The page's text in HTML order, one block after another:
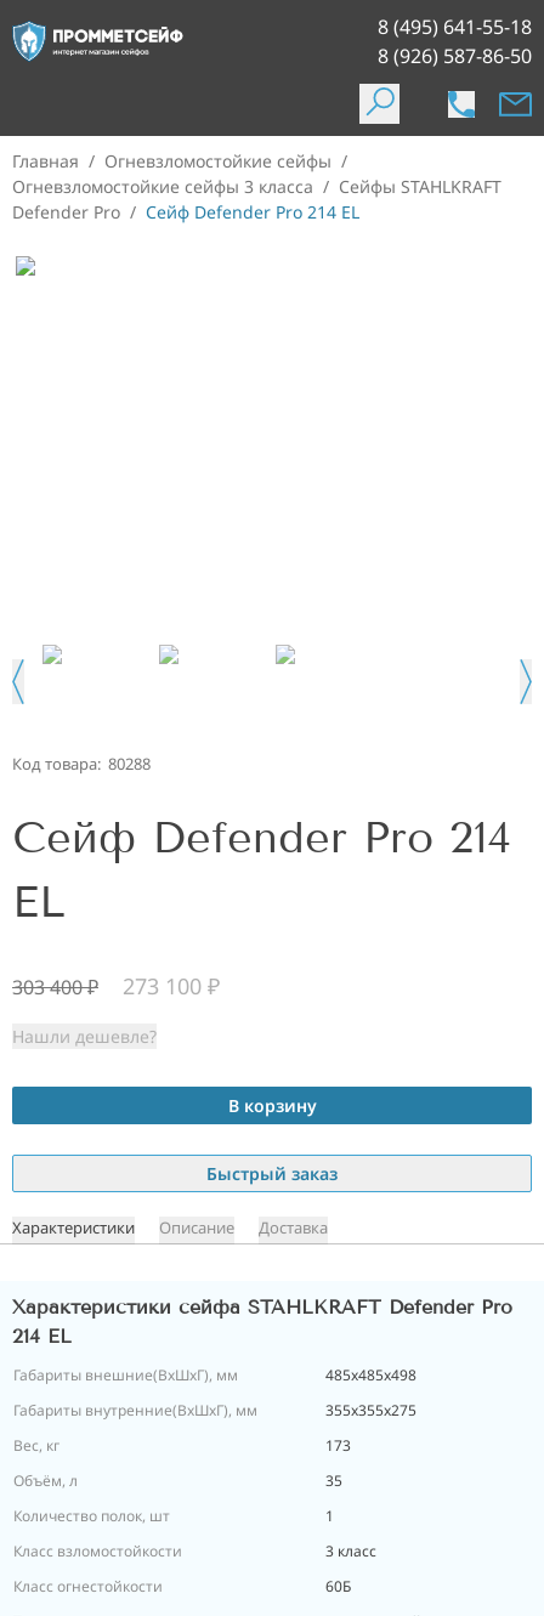
8 (495) 641-55-18
8 (926) 587-86-50
Главная / Огневзломостойкие сейфы /
Огневзломостойкие сейфы 3 класса / Сейфы STAHLKRAFT
Defender Pro / Сейф Defender Pro 214 EL
Код товара: 80288
Сейф Defender Pro 214
EL
303 400₽ 273 100 ₽
Нашли дешевле?
В корзину
Быстрый заказ
Характеристики Описание Доставка
Характеристики сейфа STAHLKRAFT Defender Pro
214 EL
Габариты внешние(ВхШхГ), мм
485х485х498
Габариты внутренние(ВхШхГ), мм
355х355х275
Вес, кг
173
Объём, л
35
Количество полок, шт
1
Класс взломостойкости
3 класс
Класс огнестойкости
60Б